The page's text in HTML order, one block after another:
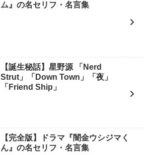
ム』の名セリフ・名言集
【誕生秘話】星野源 「Nerd
Strut」「Down Town」「夜」
「Friend Ship」
【完全版】ドラマ『闇金ウシジマく
ん』の名セリフ・名言集